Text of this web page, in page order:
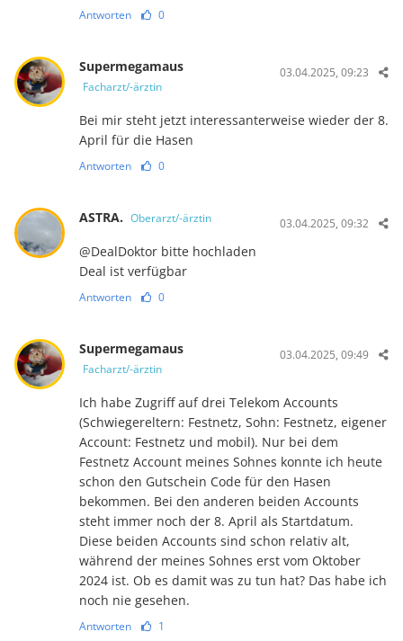
Antworten 0
Supermegamaus
Facharzt/-ärztin
03.04.2025, 09:23
Bei mir steht jetzt interessanterweise wieder der 8.
April für die Hasen
Antworten 0
ASTRA. Oberarzt/-ärztin 03.04.2025, 09:32
@DealDoktor bitte hochladen
Deal ist verfügbar
Antworten 0
Supermegamaus
Facharzt/-ärztin
03.04.2025, 09:49
Ich habe Zugriff auf drei Telekom Accounts
(Schwiegereltern: Festnetz, Sohn: Festnetz, eigener
Account: Festnetz und mobil). Nur bei dem
Festnetz Account meines Sohnes konnte ich heute
schon den Gutschein Code für den Hasen
bekommen. Bei den anderen beiden Accounts
steht immer noch der 8. April als Startdatum.
Diese beiden Accounts sind schon relativ alt,
während der meines Sohnes erst vom Oktober
2024 ist. Ob es damit was zu tun hat? Das habe ich
noch nie gesehen.
Antworten 1